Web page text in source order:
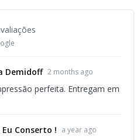
Demidoff 2 months ago
perfeita. Entregam em
Conserto ! a year ago